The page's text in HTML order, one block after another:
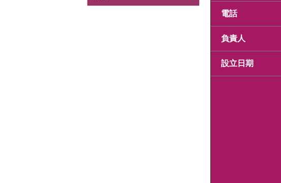
電話
負責人
設立日期